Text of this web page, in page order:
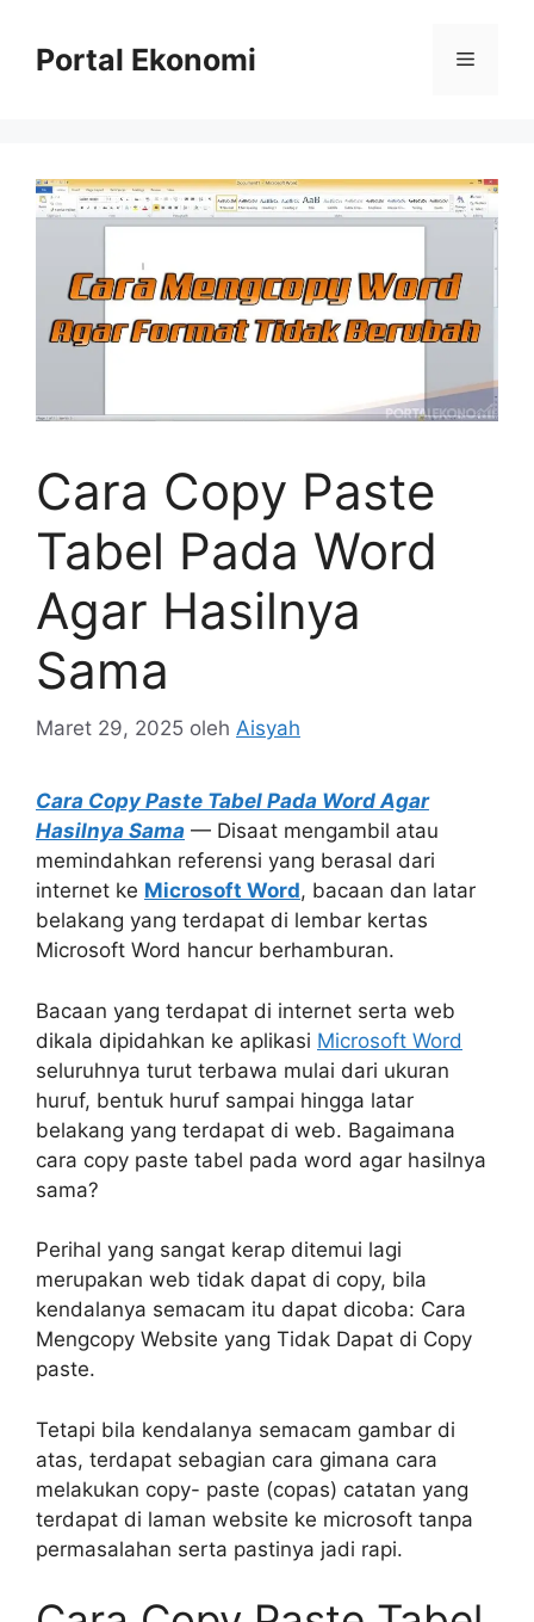
Portal Ekonomi Menu
Cara Copy Paste
Tabel Pada Word
Agar Hasilnya
Sama
Maret 29, 2025 oleh Aisyah
Cara Copy Paste Tabel Pada Word Agar
Hasilnya Sama — Disaat mengambil atau
memindahkan referensi yang berasal dari
internet ke Microsoft Word, bacaan dan latar
belakang yang terdapat di lembar kertas
Microsoft Word hancur berhamburan.
Bacaan yang terdapat di internet serta web
dikala dipidahkan ke aplikasi Microsoft Word
seluruhnya turut terbawa mulai dari ukuran
huruf, bentuk huruf sampai hingga latar
belakang yang terdapat di web. Bagaimana
cara copy paste tabel pada word agar hasilnya
sama?
Perihal yang sangat kerap ditemui lagi
merupakan web tidak dapat di copy, bila
kendalanya semacam itu dapat dicoba: Cara
Mengcopy Website yang Tidak Dapat di Copy
paste.
Tetapi bila kendalanya semacam gambar di
atas, terdapat sebagian cara gimana cara
melakukan copy- paste (copas) catatan yang
terdapat di laman website ke microsoft tanpa
permasalahan serta pastinya jadi rapi.